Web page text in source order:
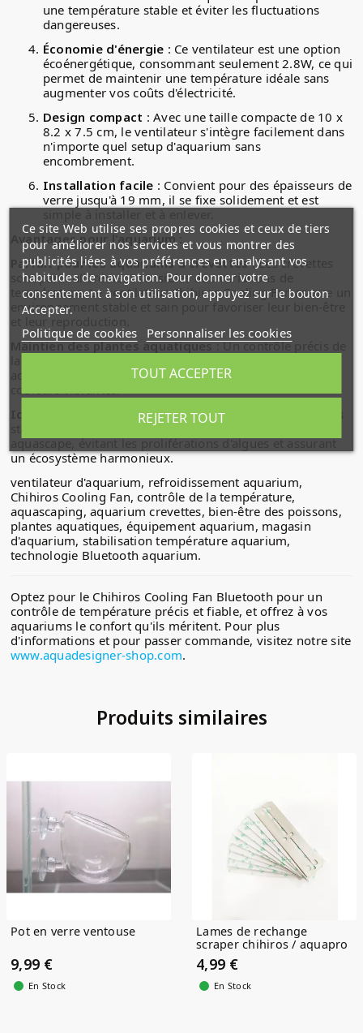
une température stable et éviter les fluctuations
dangereuses.
Économie d'énergie : Ce ventilateur est une option
écoénergétique, consommant seulement 2.8W, ce qui
permet de maintenir une température idéale sans
augmenter vos coûts d'électricité.
Design compact : Avec une taille compacte de 10 x
8.2 x 7.5 cm, le ventilateur s'intègre facilement dans
n'importe quel setup d'aquarium sans
encombrement.
Installation facile : Convient pour des épaisseurs de
verre jusqu'à 19 mm, il se fixe solidement et est
Avantages pour l'aquarium :
Parfait pour les aquariums à crevettes: Les crevettes
sont particulièrement sensibles aux variations de
température. Le ventilateur Chihiros Cooling Fan assure un
environnement stable et sain pour favoriser leur bien-être
et leur reproduction.
Maintien des plantes aquatiques: Un contrôle précis de
aquatiques, assurant une croissance optimale et des
couleurs vibrantes.
Idéal pour l'aquascaping: En maintenant des conditions
stables, le ventilateur aide à préserver l'équilibre de votre
aquascape, évitant les proliférations d'algues et assurant
un écosystème harmonieux.
ventilateur d'aquarium, refroidissement aquarium,
Chihiros Cooling Fan, contrôle de la température,
aquascaping, aquarium crevettes, bien-être des poissons,
plantes aquatiques, équipement aquarium, magasin
d'aquarium, stabilisation température aquarium,
technologie Bluetooth aquarium.
Optez pour le Chihiros Cooling Fan Bluetooth pour un
contrôle de température précis et fiable, et offrez à vos
aquariums le confort qu'ils méritent. Pour plus
d'informations et pour passer commande, visitez notre site
www.aquadesigner-shop.com.
Produits similaires
Pot en verre ventouse
9,99 €
En Stock
Lames de rechange
scraper chihiros / aquapro
4,99 €
En Stock
Ce site Web utilise ses propres cookies et ceux de tiers
pour améliorer nos services et vous montrer des
publicités liées à vos préférences en analysant vos
habitudes de navigation. Pour donner votre
consentement à son utilisation, appuyez sur le bouton
Accepter.
Politique de cookies Personnaliser les cookies
REJETER TOUT
TOUT ACCEPTER